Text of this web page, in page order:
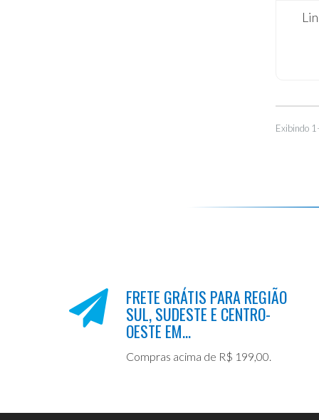
Exibindo
FRETE GRÁTIS PARA REGIÃO
SUL, SUDESTE E CENTRO-
OESTE EM...
Compras acima de R$ 199,00.